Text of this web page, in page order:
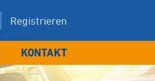
Registrieren
KONTAKT